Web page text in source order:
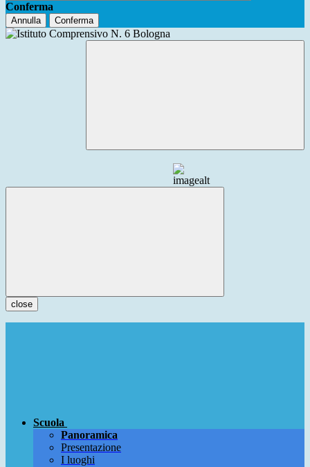
Conferma
Annulla Conferma
close
Scuola
Panoramica
Presentazione
I luoghi